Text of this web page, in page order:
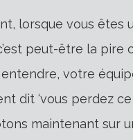
lorsque vous êtes
peut-être la pire
votre
dit ‘vous perdez
maintenant sur